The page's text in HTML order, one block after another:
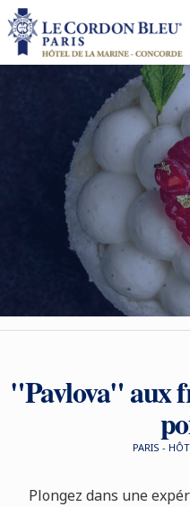
"Pavlova" aux
PARIS -
Plongez dans une